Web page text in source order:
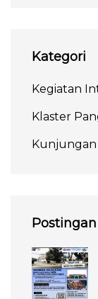
Kategori
Kegiatan
Klaster
Kunjungan